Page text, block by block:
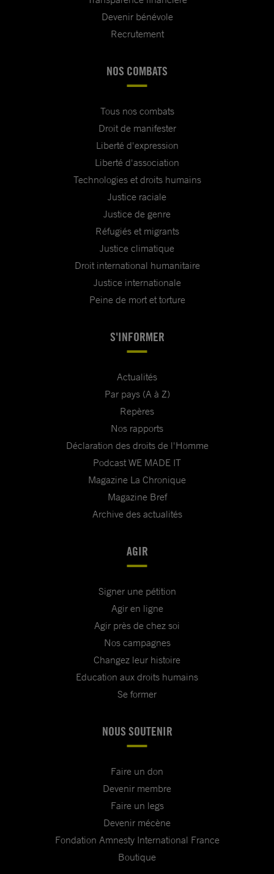
Devenir bénévole
Recrutement
NOS COMBATS
Tous nos combats
Droit de manifester
Liberté d'expression
Liberté d'association
Technologies et droits humains
Justice raciale
Justice de genre
Réfugiés et migrants
Justice climatique
Droit international humanitaire
Justice internationale
Peine de mort et torture
S'INFORMER
Actualités
Par pays (A à Z)
Repères
Nos rapports
Déclaration des droits de l'Homme
Podcast WE MADE IT
Magazine La Chronique
Magazine Bref
Archive des actualités
AGIR
Signer une pétition
Agir en ligne
Agir près de chez soi
Nos campagnes
Changez leur histoire
Education aux droits humains
Se former
NOUS SOUTENIR
Faire un don
Devenir membre
Faire un legs
Devenir mécène
Fondation Amnesty International France
Boutique